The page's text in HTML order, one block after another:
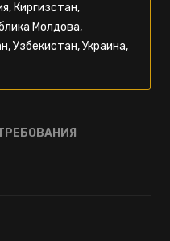
Киргизстан,
Молдова,
Узбекистан, Украина,